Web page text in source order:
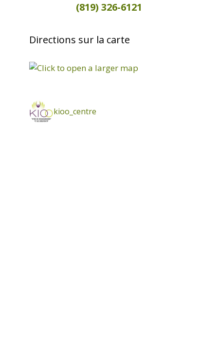
(819) 326-6121
Directions sur la carte
kioo_centre